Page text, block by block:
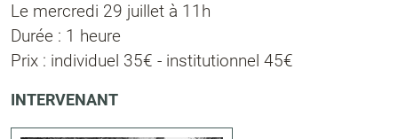
Le mercredi 29 juillet à 11h
Durée : 1 heure
Prix : individuel 35€ - institutionnel 45€
INTERVENANT